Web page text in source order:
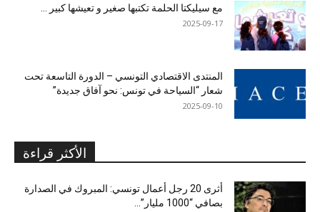
مع سيليكتا الحلمة تكتبها صغير و تعيشها كبير …
2025-09-17
المنتدى الاقتصادي التونسي – الدورة التاسعة تحت
شعار “السياحة في تونس: نحو آفاق جديدة”
2025-09-10
الأكثر قراءة
أثرى 20 رجل أعمال تونسي: المبروك في الصدارة
بصافي “1000 مليار”...